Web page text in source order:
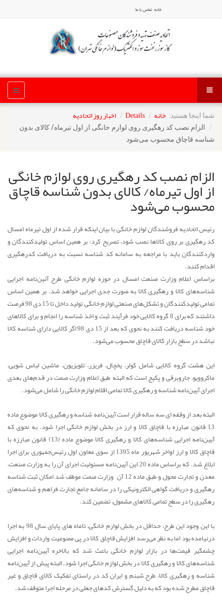
خانه تماس با ما
شما اینجا هستید: خانه Details اخبار روز اتحادیه
الزام نصب کد رهگیری روی لوازم خانگی از اول تیرماه/ کالای بدون
شناسه قاچاق محسوب می‌شود
الزام نصب کد رهگیری روی لوازم خانگی
از اول تیرماه/ کالای بدون شناسه قاچاق
محسوب می‌شود
رئیس اتحادیه فروشندگان لوازم خانگی با بیان اینکه قرار شده از اول تیرماه امسال
کد رهگیری بر روی کالاها نصب شود، تصریح کرد: بر همین اساس تولیدکنندگان و
واردکنندگان باید با مراجعه به سامانه کد شناسه نسبت به دریافت کدرهگیری
اقدام کنند.
براساس اعلام وزارت صنعت امسال در حوزه لوازم خانگی طرح آئین‌نامه اجرایی
شناسه‌های کالا و رهگیری کالا به صورت جدی اجرایی خواهد شد. بر همین اساس
تمامی تولیدکنندگان و تشکل‌های صنعتی لوازم خانگی تولید داخل تا 15 دی 98 فرصت
داشتند که برای 8 گروه کالایی خود فرآیند ثبت و اخذ شناسه را انجام و برای کالاهای
خود شناسه دریافت کنند به نحوی که بعد از 15 دی 98 اگر کالایی دارای شناسه کالا
نباشد در سطح بازار کالای قاچاق محسوب می‌شود.
این هشت گروه کالایی شامل کولر، یخچال، فریزر، تلویزیون، ماشین لباس شویی،
ماکروویو، جاروبرقی و پکیج است که البته طبق اعلام وزارت صمت در قدم‌های بعدی
اجرای آیین‌نامه شناسه و رهگیری کالا تمامی اقلام لوازم خانگی را شامل می‌شود.
البته بعد از وقفه ای سه ساله قرار است آیین‌نامه شناسه و رهگیری کالا موضوع ماده
13 قانون مبارزه با قاچاق کالا و ارز در بخش لوازم خانگی اجرا شود. به نحوی که
آیین‌نامه اجرایی شناسه‌های کالا و رهگیری کالا موضوع ماده (13) قانون مبارزه با
قاچاق کالا و ارز اواخر شهریور ماه 1395 از سوی معاون اول رئیس‌جمهوری برای اجرا
ابلاغ شد. که براساس ماده 20 این آیین‌نامه مسئولیت اجرای آن‌ را به وزارت صنعت،
معدن و تجارت محول و طبق ماده 12 آن وزارت صمت موظف شد امکان ثبت شناسه
رهگیری و دریافت گواهی الکترونیکی را در سامانه جامع تجارت فراهم و شناسه‌های
رهگیری را در سطح تمامی کالاهای مشمول، تضمین کند.
با این وجود این طرح، حداقل در بخش لوازم خانگی، تاماه های پایای سال 98 به اجرا
درنیامده بود اما به نظر می‌رسد افزایش قاچاق کالا در پی ممنوعیت واردات و افزایش
چشمگیر قیمت‌ها در بازار لوازم خانگی باعث شد که بالاخره آیین‌نامه اجرایی
شناسه‌های کالا و رهگیری کالا در بخش لوازم خانگی اجرا شود. البته پیش از آیین‌نامه
شناسه و رهگیری کالا، طرح شبنم و ایران کد در راستای تفکیک کالای قاچاق و غیر
قاچاق مطرح شده بود که به دلیل گسترش کدهای جعلی در مرحله اجرا متوقف شد.